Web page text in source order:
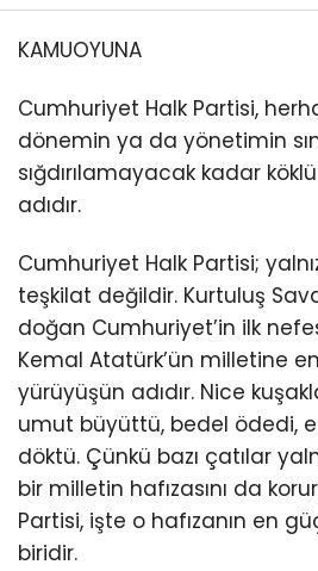
KAMUOYUNA
Cumhuriyet Halk Partisi,
dönemin ya da yönetimin
sığdırılamayacak kadar
adıdır.
Cumhuriyet Halk Partisi;
teşkilat değildir. Kurtuluş
doğan Cumhuriyet’in ilk
Kemal Atatürk’ün milletine
yürüyüşün adıdır. Nice
umut büyüttü, bedel ödedi,
döktü. Çünkü bazı çatılar
bir milletin hafızasını da
Partisi, işte o hafızanın en
biridir.